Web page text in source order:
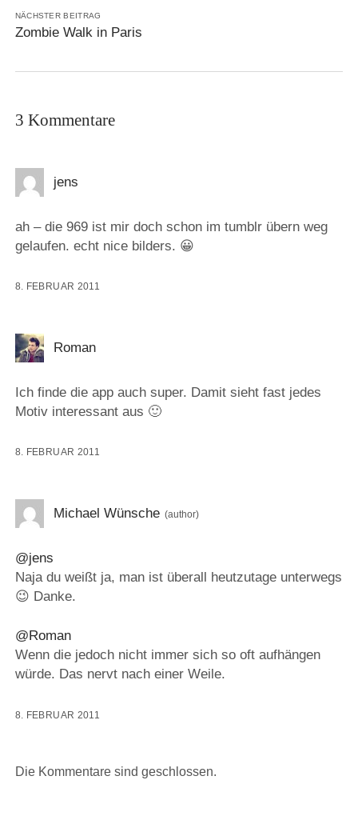
NÄCHSTER BEITRAG
Zombie Walk in Paris
3 Kommentare
jens
ah – die 969 ist mir doch schon im tumblr übern weg
gelaufen. echt nice bilders. 😀
8. FEBRUAR 2011
Roman
Ich finde die app auch super. Damit sieht fast jedes
Motiv interessant aus 🙂
8. FEBRUAR 2011
Michael Wünsche
@jens
Naja du weißt ja, man ist überall heutzutage unterwegs
😉 Danke.
@Roman
Wenn die jedoch nicht immer sich so oft aufhängen
würde. Das nervt nach einer Weile.
8. FEBRUAR 2011
Die Kommentare sind geschlossen.